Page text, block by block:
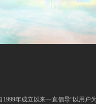
年成立以来一直倡导“以用户